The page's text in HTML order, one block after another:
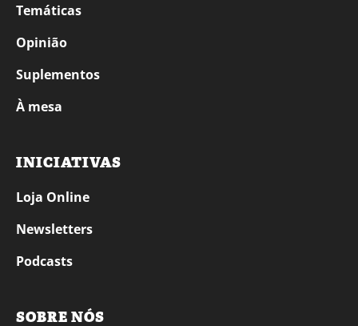
Temáticas
Opinião
Suplementos
À mesa
INICIATIVAS
Loja Online
Newsletters
Podcasts
SOBRE NÓS